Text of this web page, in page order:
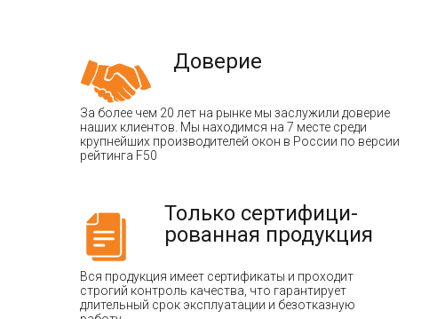
Доверие
За более чем 20 лет на рынке мы заслужили доверие
наших клиентов. Мы находимся на 7 месте среди
крупнейших производителей окон в России по версии
рейтинга F50
Только сертифици-
рованная продукция
Вся продукция имеет сертификаты и проходит
строгий контроль качества, что гарантирует
длительный срок эксплуатации и безотказную